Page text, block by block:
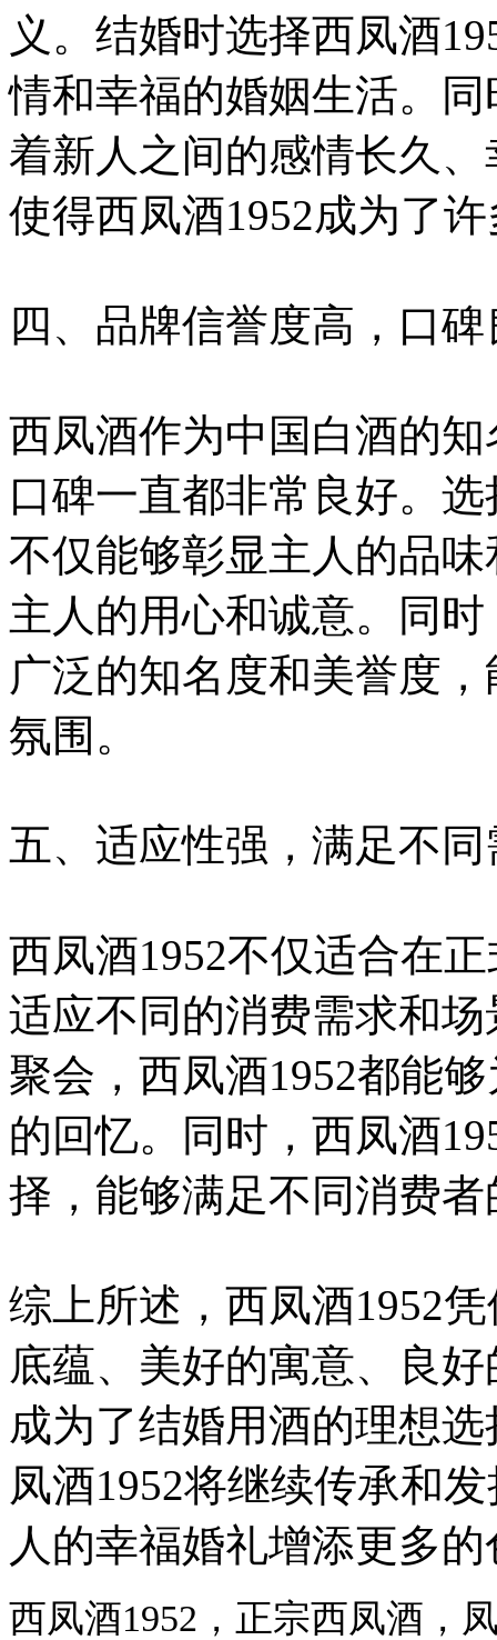
义。结婚时选择西凤酒
情和幸福的婚姻生活。同
着新人之间的感情长久
使得西凤酒1952成为了
四、品牌信誉度高，口碑
西凤酒作为中国白酒的
口碑一直都非常良好。
不仅能够彰显主人的品
主人的用心和诚意。同
广泛的知名度和美誉度
氛围。
五、适应性强，满足不同
西凤酒1952不仅适合在
适应不同的消费需求和
聚会，西凤酒1952都能
的回忆。同时，西凤酒
择，能够满足不同消费
综上所述，西凤酒1952
底蕴、美好的寓意、良
成为了结婚用酒的理想
凤酒1952将继续传承和
人的幸福婚礼增添更多
西凤酒1952，正宗西凤酒